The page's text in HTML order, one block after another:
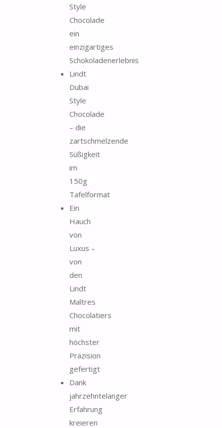
Style
Chocolade
ein
einzigartiges
Schokoladenerlebnis
Lindt
Dubai
Style
Chocolade
– die
zartschmelzende
Süßigkeit
im
150g
Tafelformat
Ein
Hauch
von
Luxus –
von
den
Lindt
Maîtres
Chocolatiers
mit
höchster
Präzision
gefertigt
Dank
jahrzehntelanger
Erfahrung
kreieren